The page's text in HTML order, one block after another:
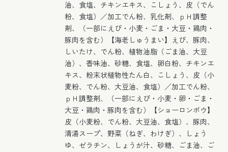
油、食塩、チキンエキス、こしょう、皮（でん
粉、食塩）／加工でん粉、乳化剤、ｐＨ調整
剤、（一部にえび・小麦・ごま・大豆・鶏肉・
豚肉を含む）【海老しゅうまい】えび、豚肉、
しいたけ、でん粉、植物油脂（ごま油、大豆
油）、香味油、砂糖、食塩、卵白粉、チキンエ
キス、粉末状植物性たん白、こしょう、皮（小
麦粉、でん粉、大豆油、食塩）／加工でん粉、
ｐＨ調整剤、（一部にえび・小麦・卵・ごま・
大豆・鶏肉・豚肉を含む）【ショーロンポウ】
皮（小麦粉、でん粉、大豆油、食塩）、豚肉、
清湯スープ、野菜（ねぎ、わけぎ）、しょう
ゆ、ゼラチン、しょうが汁、砂糖、ごま油、ご